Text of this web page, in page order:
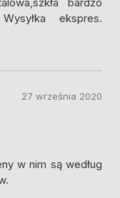
bardzo
ekspres.
w nim są według
27 września 2020